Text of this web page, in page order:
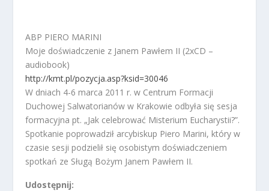
ABP PIERO MARINI
Moje doświadczenie z Janem Pawłem II (2xCD –
audiobook)
http://kmt.pl/pozycja.asp?ksid=30046
W dniach 4-6 marca 2011 r. w Centrum Formacji
Duchowej Salwatorianów w Krakowie odbyła się sesja
formacyjna pt. „Jak celebrować Misterium Eucharystii?”.
Spotkanie poprowadził arcybiskup Piero Marini, który w
czasie sesji podzielił się osobistym doświadczeniem
spotkań ze Sługą Bożym Janem Pawłem II.
Udostępnij: